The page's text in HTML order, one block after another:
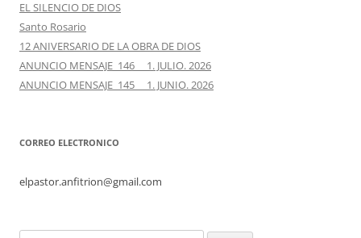
EL SILENCIO DE DIOS
Santo Rosario
12 ANIVERSARIO DE LA OBRA DE DIOS
ANUNCIO MENSAJE 146 1. JULIO. 2026
ANUNCIO MENSAJE 145 1. JUNIO. 2026
CORREO ELECTRONICO
elpastor.anfitrion@gmail.com